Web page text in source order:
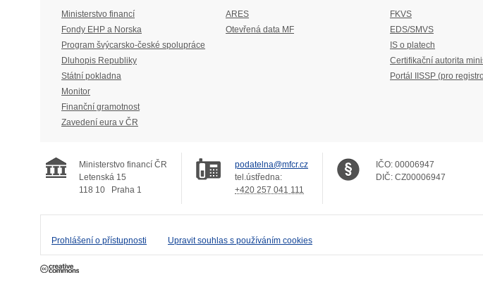
Ministerstvo financí
Fondy EHP a Norska
Program švýcarsko-české spolupráce
Dluhopis Republiky
Státní pokladna
Monitor
Finanční gramotnost
Zavedení eura v ČR
ARES
Otevřená data MF
FKVS
EDS/SMVS
IS o platech
Certifikační autorita
Portál IISSP (pro
Ministerstvo financí ČR
Letenská 15
118 10
Praha 1
podatelna@mfcr.cz
tel.ústředna:
+420 257 041 111
IČO: 00006947
DIČ: CZ00006947
Prohlášení o přístupnosti Upravit souhlas s používáním cookies